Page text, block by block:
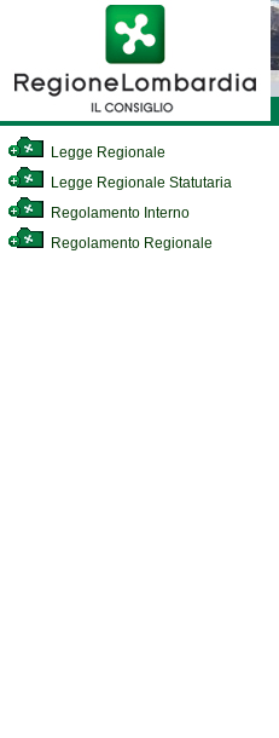
Legge Regionale
Legge Regionale Statutaria
Regolamento Interno
Regolamento Regionale